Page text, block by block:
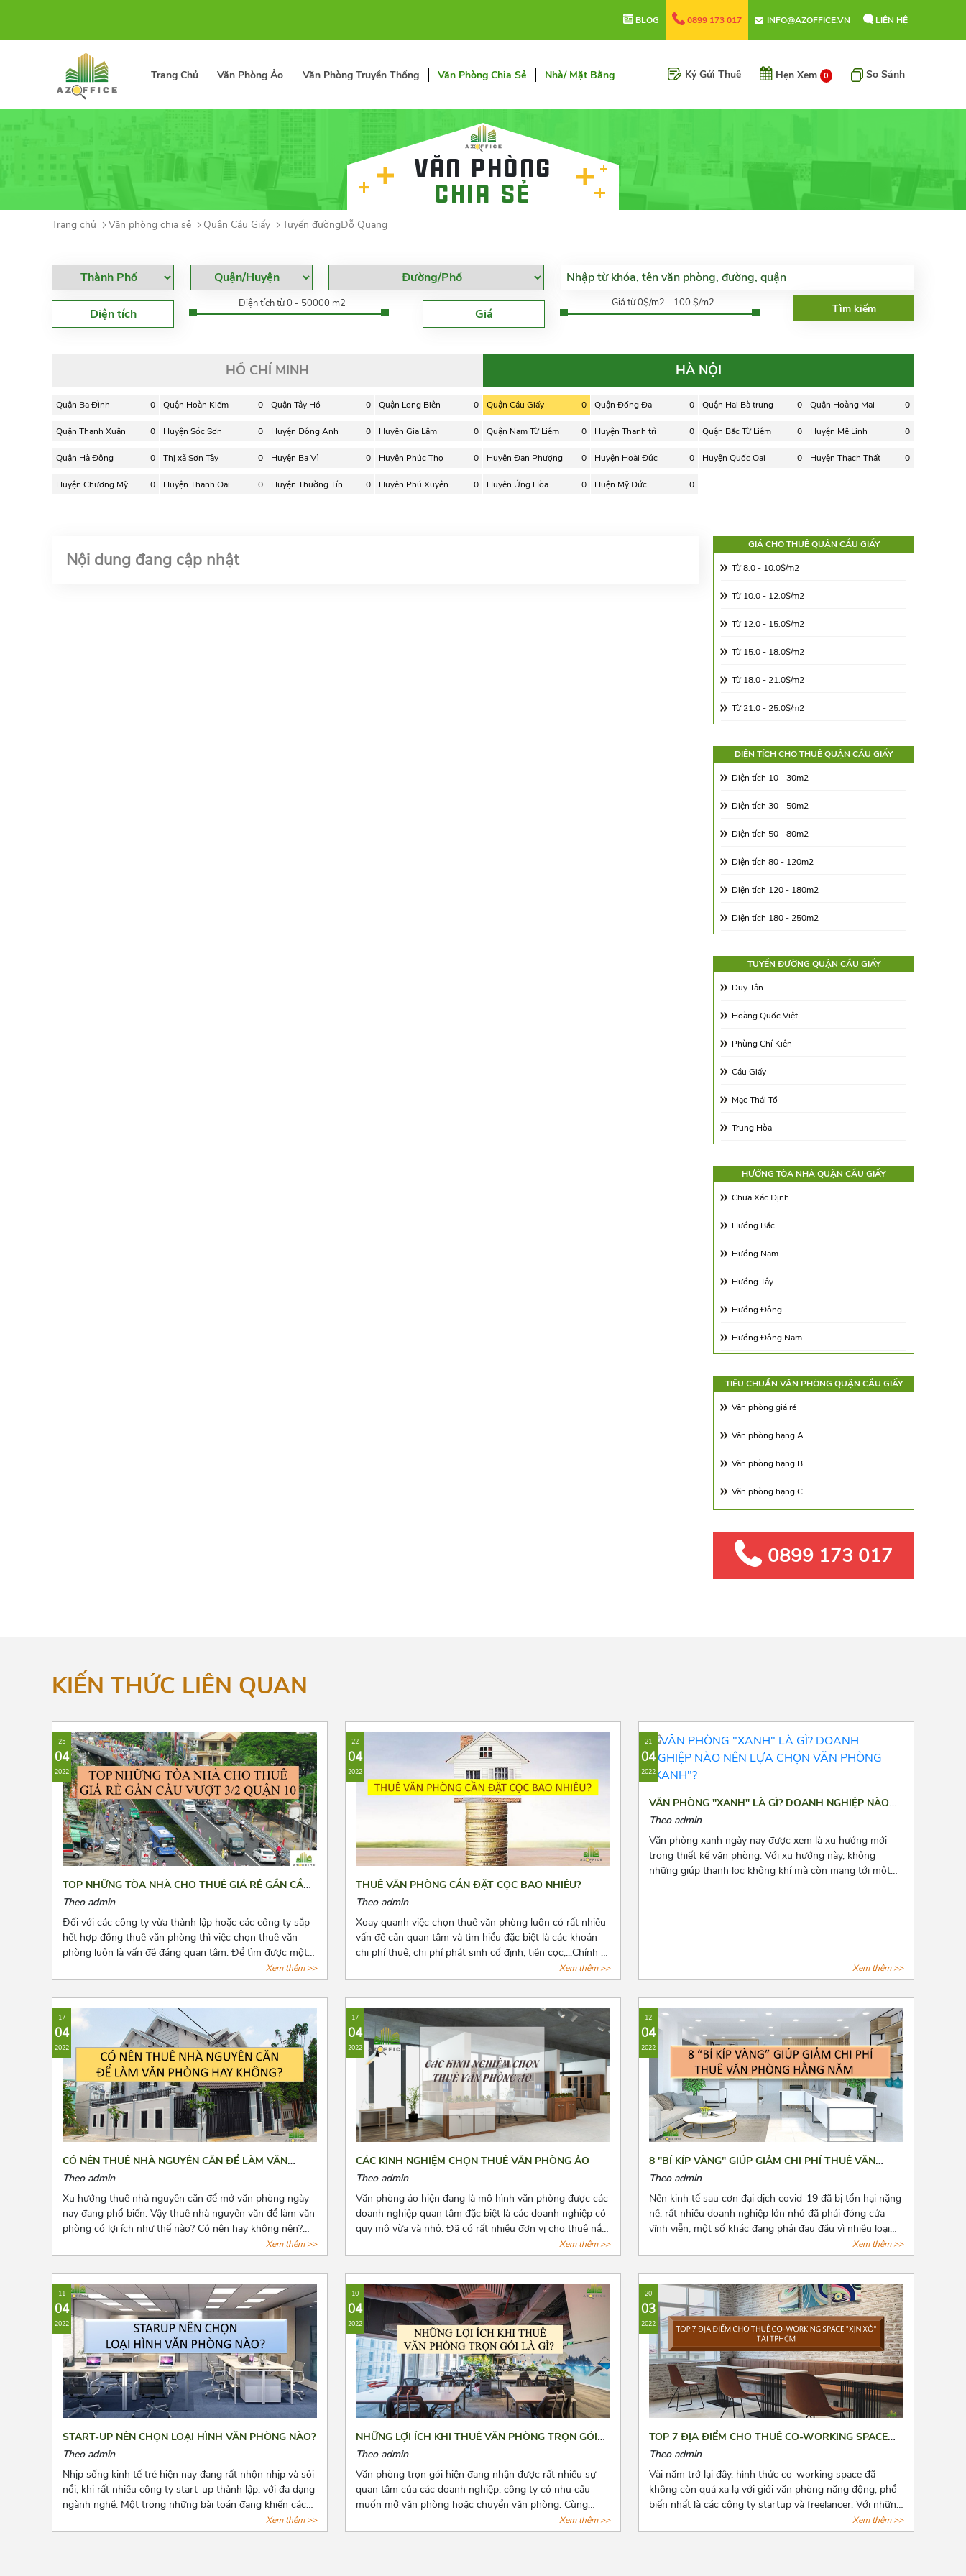
BLOG 0899 173 017 INFO@AZOFFICE.VN LIÊN HỆ
Trang Chủ Văn Phòng Ảo Văn Phòng Truyền Thống Văn Phòng Chia Sẻ Nhà/ Mặt Bằng Ký Gửi Thuê Hẹn Xem 0 So Sánh
Văn phòng
chia sẻ
Trang chủ Văn phòng chia sẻ Quận Cầu Giấy Tuyến đườngĐỗ Quang
Diện tích
Diện tích từ 0 - 50000 m2
Giá
Giá từ 0$/m2 - 100 $/m2
HỒ CHÍ MINH HÀ NỘI
Quận Ba Đình 0 Quận Hoàn Kiếm 0 Quận Tây Hồ 0 Quận Long Biên 0 Quận Cầu Giấy 0 Quận Đống Đa 0 Quận Hai Bà trưng 0 Quận Hoàng Mai 0
Quận Thanh Xuân 0 Huyện Sóc Sơn 0 Huyện Đông Anh 0 Huyện Gia Lâm 0 Quận Nam Từ Liêm 0 Huyện Thanh trì 0 Quận Bắc Từ Liêm 0 Huyện Mê Linh 0
Quận Hà Đông 0 Thị xã Sơn Tây 0 Huyện Ba Vì 0 Huyện Phúc Thọ 0 Huyện Đan Phượng 0 Huyện Hoài Đức 0 Huyện Quốc Oai 0 Huyện Thạch Thất 0
Huyện Chương Mỹ 0 Huyện Thanh Oai 0 Huyện Thường Tín 0 Huyện Phú Xuyên 0 Huyện Ứng Hòa 0 Huện Mỹ Đức 0
Nội dung đang cập nhật
GIÁ CHO THUÊ QUẬN CẦU GIẤY
Từ 8.0 - 10.0$/m2
Từ 10.0 - 12.0$/m2
Từ 12.0 - 15.0$/m2
Từ 15.0 - 18.0$/m2
Từ 18.0 - 21.0$/m2
Từ 21.0 - 25.0$/m2
Từ 30.0 - 65.0$/m2
DIỆN TÍCH CHO THUÊ QUẬN CẦU GIẤY
Diện tích 10 - 30m2
Diện tích 30 - 50m2
Diện tích 50 - 80m2
Diện tích 80 - 120m2
Diện tích 120 - 180m2
Diện tích 180 - 250m2
Diện tích 350 - 500m2
TUYẾN ĐƯỜNG QUẬN CẦU GIẤY
Duy Tân
Hoàng Quốc Việt
Phùng Chí Kiên
Cầu Giấy
Mạc Thái Tổ
Trung Hòa
Phạm Văn Bạch
Phố Dương Đình Nghệ
Trần Quốc Vượng
Phạm Văn Đồng
Dương Đình Nghệ
Trần Duy Hưng
Trần Đăng Ninh
Lê Văn Lương
HƯỚNG TÒA NHÀ QUẬN CẦU GIẤY
Chưa Xác Định
Hướng Bắc
Hướng Nam
Hướng Tây
Hướng Đông
Hướng Đông Nam
Hướng Tây Bắc
TIÊU CHUẨN VĂN PHÒNG QUẬN CẦU GIẤY
Văn phòng giá rẻ
Văn phòng hạng A
Văn phòng hạng B
Văn phòng hạng C
0899 173 017
KIẾN THỨC LIÊN QUAN
25
04
2022
TOP NHỮNG TÒA NHÀ CHO THUÊ GIÁ RẺ GẦN CẦU
VƯỢT 3/2 QUẬN 10
Theo admin
Đối với các công ty vừa thành lập hoặc các công ty sắp
hết hợp đồng thuê văn phòng thì việc chọn thuê văn
phòng luôn là vấn đề đáng quan tâm. Để tìm được một
văn phòng vừa ý, giá cả hợp lý, vị trí thuận tiện đi lại, cơ
sở hạ tầng tốt thật sự khiến các chủ doanh nghiệp cân
nhắc lựa chọn rất nhiều. Bài viết này, Azoffice sẽ chia sẻ
cho các bạn top những tòa nhà cho thuê giá rẻ gần cầu
vượt 3/2 quận 10.
Xem thêm >>
22
04
2022
THUÊ VĂN PHÒNG CẦN ĐẶT CỌC BAO NHIÊU?
Theo admin
Xoay quanh việc chọn thuê văn phòng luôn có rất nhiều
vấn đề cần quan tâm và tìm hiểu đặc biệt là các khoản
chi phí thuê, chi phí phát sinh cố định, tiền cọc,...Chính vì
vậy trước khi quyết định thuê văn phòng, bên thuê cần
biết rõ số tiền cọc và các loại chi phí thuê hằng tháng,
những quy định pháp luật có liên quan và cách để lấy lại
tiền cọc trong những trường hợp rủi ro có thể xảy ra.
Cùng Azoffice tìm hiểu thêm về nội dung này trong bài
viết dưới đây nhé!
Xem thêm >>
21
04
2022
VĂN PHÒNG "XANH" LÀ GÌ? DOANH NGHIỆP NÀO
NÊN LỰA CHỌN VĂN PHÒNG "XANH"?
Theo admin
Văn phòng xanh ngày nay được xem là xu hướng mới
trong thiết kế văn phòng. Với xu hướng này, không
những giúp thanh lọc không khí mà còn mang tới một
Xem thêm >>
17
04
2022
CÓ NÊN THUÊ NHÀ NGUYÊN CĂN ĐỂ LÀM VĂN
PHÒNG HAY KHÔNG?
Theo admin
Xu hướng thuê nhà nguyên căn để mở văn phòng ngày
nay đang phổ biến. Vậy thuê nhà nguyên văn để làm văn
phòng có lợi ích như thế nào? Có nên hay không nên?
Cùng Azoffice tìm câu trả lời các câu hỏi này qua bài viết
dưới đây nhé!
Xem thêm >>
17
04
2022
CÁC KINH NGHIỆM CHỌN THUÊ VĂN PHÒNG ẢO
Theo admin
Văn phòng ảo hiện đang là mô hình văn phòng được các
doanh nghiệp quan tâm đặc biệt là các doanh nghiệp có
quy mô vừa và nhỏ. Đã có rất nhiều đơn vị cho thuê nắm
bắt được xu hướng đó và tiến hành mở rộng cho thuê
loại hình văn phòng này. Tuy nhiên, đây là dịch vụ còn
quá mới mẻ khiến cho các doanh nghiệp có nhiều điều
phân vân. Bài viết này, Azoffice mong rằng sẽ giải đáp
các thắc mắc của các quý doanh nghiệp.
Xem thêm >>
12
04
2022
8 "BÍ KÍP VÀNG" GIÚP GIẢM CHI PHÍ THUÊ VĂN
PHÒNG HẰNG NĂM
Theo admin
Nền kinh tế sau cơn đại dịch covid-19 đã bị tổn hại nặng
nề, rất nhiều doanh nghiệp lớn nhỏ đã phải đóng cửa
vĩnh viễn, một số khác đang phải đau đầu vì nhiều loại
chi phí cố định phải chi trả, trong đó không thể không
nhắc đến chi phí thuê văn phòng, kho bãi,...Bài viết là 8
“bí kíp vàng” mà Azoffice muốn chia sẻ để phần nào
giúp các bạn giảm chi phí thuê văn phòng, giảm bớt nỗi
lo cho các doanh nghiệp.
Xem thêm >>
11
04
2022
START-UP NÊN CHỌN LOẠI HÌNH VĂN PHÒNG NÀO?
Theo admin
Nhịp sống kinh tế trẻ hiện nay đang rất nhộn nhịp và sôi
nổi, khi rất nhiều công ty start-up thành lập, với đa dạng
ngành nghề. Một trong những bài toán đang khiến các
start-up đau đầu là chọn lựa một văn phòng sao cho
phù hợp với mức vốn ban đầu còn hạn hẹp. Và bài viết
Xem thêm >>
10
04
2022
NHỮNG LỢI ÍCH KHI THUÊ VĂN PHÒNG TRỌN GÓI
LÀ GÌ?
Theo admin
Văn phòng trọn gói hiện đang nhận được rất nhiều sự
quan tâm của các doanh nghiệp, công ty có nhu cầu
muốn mở văn phòng hoặc chuyển văn phòng. Cùng
Azoffice điểm danh những lợi ích khi thuê văn phòng
trọn gói qua bài viết dưới đây nhé!
Xem thêm >>
20
03
2022
TOP 7 ĐỊA ĐIỂM CHO THUÊ CO-WORKING SPACE
“XỊN XÒ” TẠI TPHCM
Theo admin
Vài năm trở lại đây, hình thức co-working space đã
không còn quá xa lạ với giới văn phòng năng động, phổ
biến nhất là các công ty startup và freelancer. Với những
tiện ích cơ bản của giới văn phòng, hình thức này còn
đặt biệt chú trọng đến không gian tạo nguồn cảm hứng
Xem thêm >>